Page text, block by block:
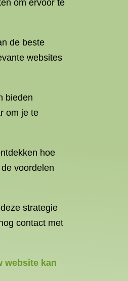
om ervoor te
de beste
websites
bieden
om je te
hoe
voordelen
strategie
contact met
website kan